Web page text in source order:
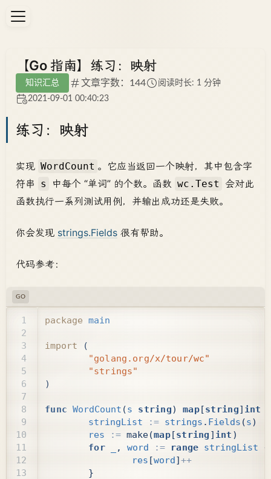
【Go 指南】练习：映射
知识汇总 文章字数：144
阅读时长: 1 分钟
2021-09-01 00:40:23
练习：映射
实现 WordCount 。它应当返回一个映射，其中包含字
符串
s 中每个 “单词” 的个数。函数 wc.Test 会对此
函数执行一系列测试用例，并输出成功还是失败。
你会发现 strings.Fields 很有帮助。
代码参考：
GO
package main
import
(
"golang.org/x/tour/wc"
"strings"
)
func WordCount (s string) map[string] int
stringList
:= strings . Fields (s)
res
:= make(map[string ] int )
for
, word := range stringList
{
res [word]++
}